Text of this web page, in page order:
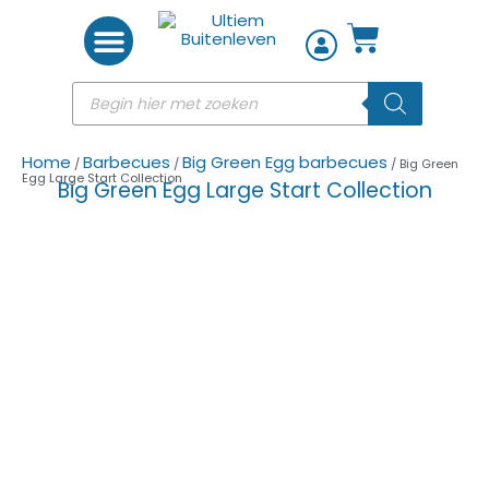
Home /Barbecues /Big Green Egg barbecues / Big Green
Egg Large Start Collection
Big Green Egg Large Start Collection